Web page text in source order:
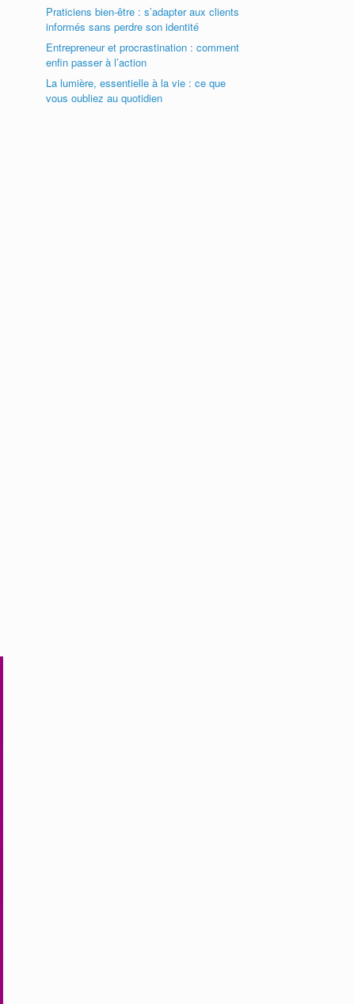
Praticiens bien-être : s’adapter aux clients
informés sans perdre son identité
Entrepreneur et procrastination : comment
enfin passer à l’action
La lumière, essentielle à la vie : ce que
vous oubliez au quotidien